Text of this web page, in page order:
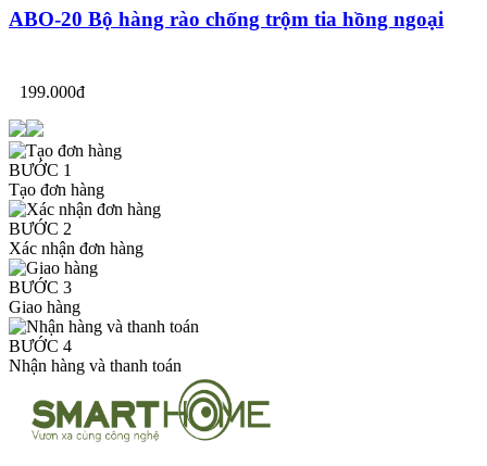
ABO-20 Bộ hàng rào chống trộm tia hồng ngoại
199.000đ
BƯỚC 1
Tạo đơn hàng
BƯỚC 2
Xác nhận đơn hàng
BƯỚC 3
Giao hàng
BƯỚC 4
Nhận hàng và thanh toán